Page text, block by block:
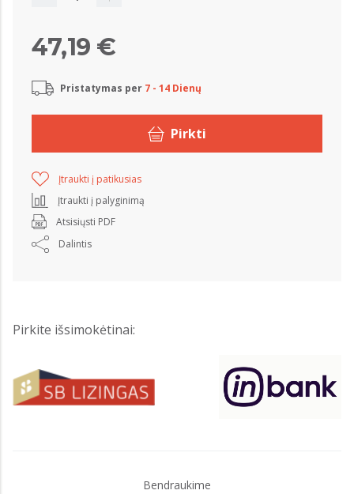
47,19 €
Pristatymas per 7 - 14 Dienų
Pirkti
Įtraukti į patikusias
Įtraukti į palyginimą
Atsisiųsti PDF
Dalintis
Pirkite išsimokėtinai:
Bendraukime